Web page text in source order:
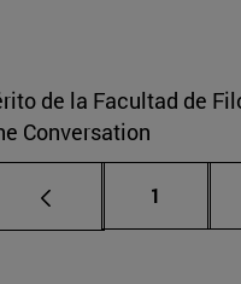
de la Facultad de
Conversation
Página
1